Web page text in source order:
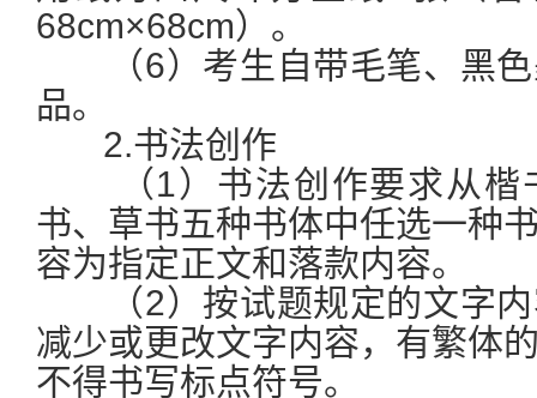
68cm×68cm）。
（6）考生自带毛笔、黑色
品。
2.书法创作
（1）书法创作要求从楷
书、草书五种书体中任选一种
容为指定正文和落款内容。
（2）按试题规定的文字内
减少或更改文字内容，有繁体
不得书写标点符号。